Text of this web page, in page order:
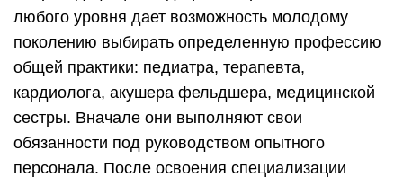
любого уровня дает возможность молодому
поколению выбирать определенную профессию
общей практики: педиатра, терапевта,
кардиолога, акушера фельдшера, медицинской
сестры. Вначале они выполняют свои
обязанности под руководством опытного
персонала. После освоения специализации